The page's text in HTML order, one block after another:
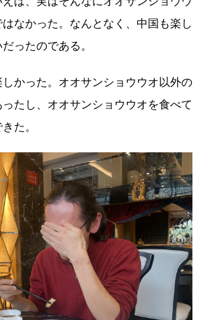
なかった。なんとなく、中国も楽し
ったのである。
かった。オオサンショウウオ以外の
たし、オオサンショウウオを食べて
た。